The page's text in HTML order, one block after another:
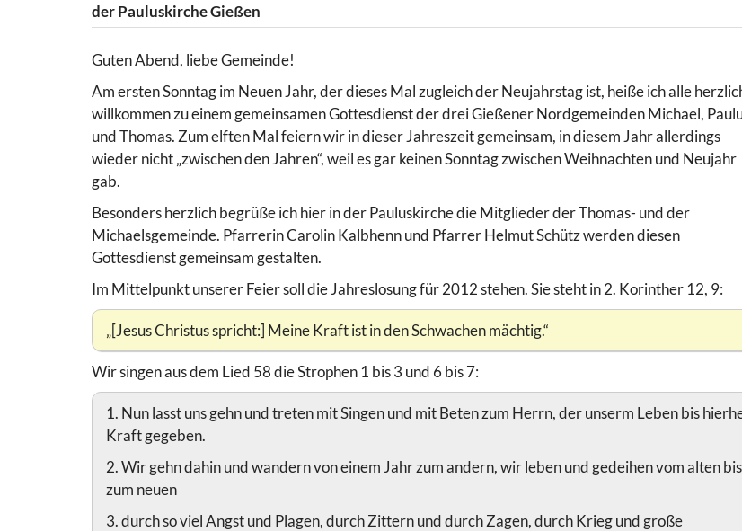
der Pauluskirche Gießen
Guten Abend, liebe Gemeinde!
Am ersten Sonntag im Neuen Jahr, der dieses Mal zugleich der Neujahrstag ist, heiße ich alle
willkommen zu einem gemeinsamen Gottesdienst der drei Gießener Nordgemeinden Michael,
und Thomas. Zum elften Mal feiern wir in dieser Jahreszeit gemeinsam, in diesem Jahr allerdings
wieder nicht „zwischen den Jahren“, weil es gar keinen Sonntag zwischen Weihnachten und Neujahr
gab.
Besonders herzlich begrüße ich hier in der Pauluskirche die Mitglieder der Thomas- und der
Michaelsgemeinde. Pfarrerin Carolin Kalbhenn und Pfarrer Helmut Schütz werden diesen
Gottesdienst gemeinsam gestalten.
Im Mittelpunkt unserer Feier soll die Jahreslosung für 2012 stehen. Sie steht in 2. Korinther 12, 9:
„[Jesus Christus spricht:] Meine Kraft ist in den Schwachen mächtig.“
Wir singen aus dem Lied 58 die Strophen 1 bis 3 und 6 bis 7:
1. Nun lasst uns gehn und treten mit Singen und mit Beten zum Herrn, der unserm Leben bis
Kraft gegeben.
2. Wir gehn dahin und wandern von einem Jahr zum andern, wir leben und gedeihen vom alten bis
zum neuen
3. durch so viel Angst und Plagen, durch Zittern und durch Zagen, durch Krieg und große